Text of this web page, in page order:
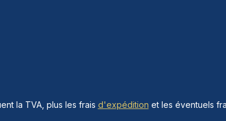
la TVA, plus les frais d'expédition et les éventuels